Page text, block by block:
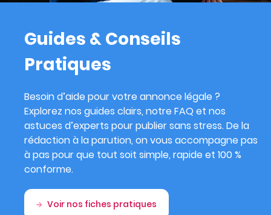
Guides & Conseils
Pratiques
Besoin d’aide pour votre annonce légale ?
Explorez nos guides clairs, notre FAQ et nos
astuces d’experts pour publier sans stress. De la
rédaction à la parution, on vous accompagne pas
à pas pour que tout soit simple, rapide et 100 %
conforme.
Voir nos fiches pratiques